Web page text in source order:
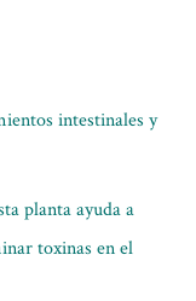
intestinales y
planta ayuda a
toxinas en el